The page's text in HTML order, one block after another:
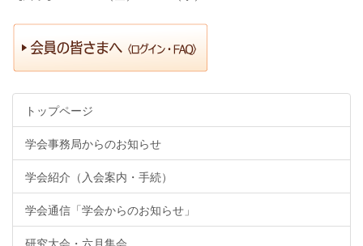
トップページ
学会事務局からのお知らせ
学会紹介（入会案内・手続）
学会通信「学会からのお知らせ」
研究大会・六月集会